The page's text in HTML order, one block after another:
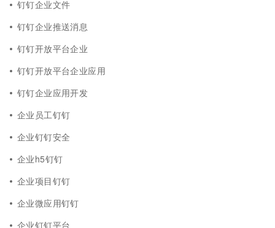
钉钉企业文件
钉钉企业推送消息
钉钉开放平台企业
钉钉开放平台企业应用
钉钉企业应用开发
企业员工钉钉
企业钉钉安全
企业h5钉钉
企业项目钉钉
企业微应用钉钉
企业钉钉平台